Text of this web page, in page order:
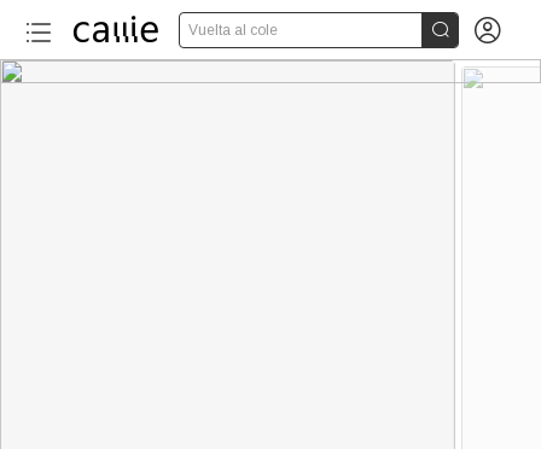
Vuelta al cole  